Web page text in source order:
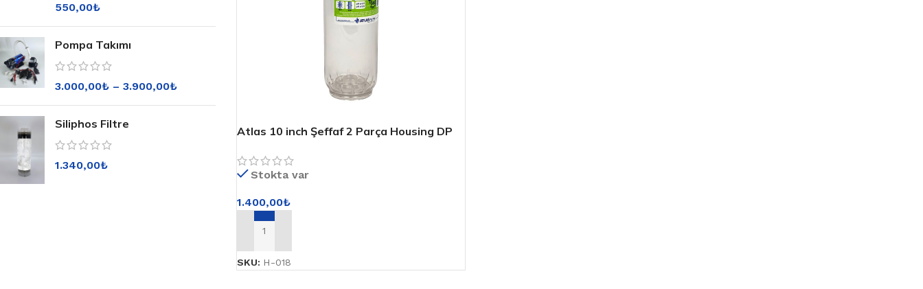
550,00₺
Pompa Takımı
3.000,00₺ – 3.900,00₺
Siliphos Filtre
1.340,00₺
Atlas 10 inch Şeffaf 2 Parça Housing DP
Stokta var
1.400,00₺
SEPETE EKLE
SKU: H-018